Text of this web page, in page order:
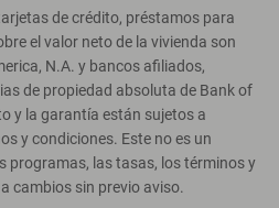
de crédito, préstamos para
el valor neto de la vivienda son
N.A. y bancos afiliados,
de propiedad absoluta de Bank of
y la garantía están sujetos a
y condiciones. Este no es un
programas, las tasas, los términos y
cambios sin previo aviso.